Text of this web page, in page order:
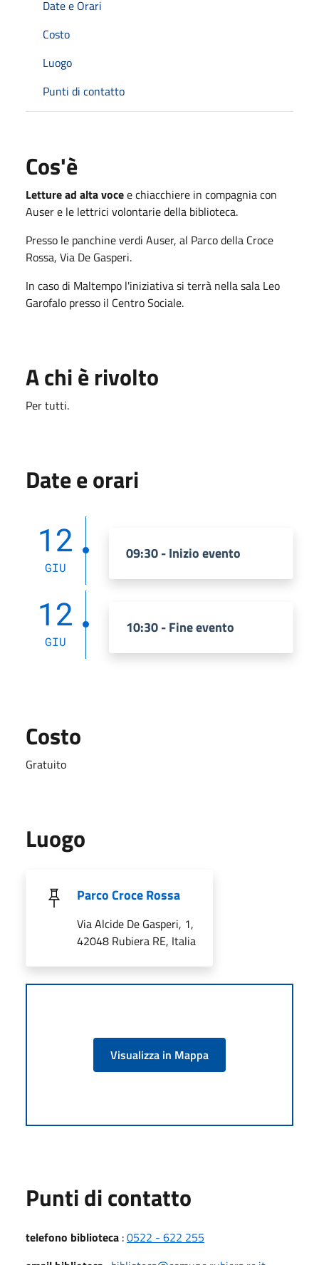
Date e Orari
Costo
Luogo
Punti di contatto
Cos'è
Letture ad alta vocee chiacchiere in compagnia con
Auser e le lettrici volontarie della biblioteca.
Presso le panchine verdi Auser, al Parco della Croce
Rossa, Via De Gasperi.
In caso di Maltempo l'iniziativa si terrà nella sala Leo
Garofalo presso il Centro Sociale.
A chi è rivolto
Per tutti.
Date e orari
12
GIU
09:30 - Inizio evento
12
GIU
10:30 - Fine evento
Costo
Gratuito
Luogo
Parco Croce Rossa
Via Alcide De Gasperi, 1,
42048 Rubiera RE, Italia
Visualizza in Mappa
Punti di contatto
telefono biblioteca :0522 - 622 255